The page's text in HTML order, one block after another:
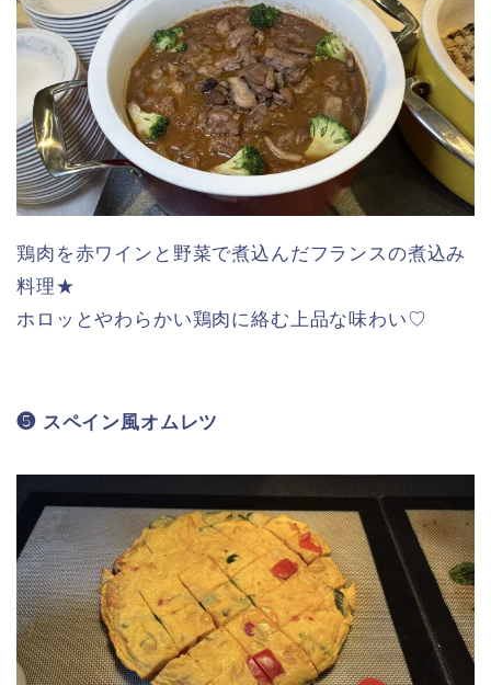
鶏肉を赤ワインと野菜で煮込んだフランスの煮込み
料理★
ホロッとやわらかい鶏肉に絡む上品な味わい♡
❺ スペイン風オムレツ